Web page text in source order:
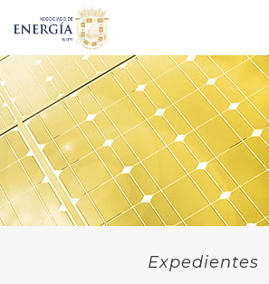
Expedientes